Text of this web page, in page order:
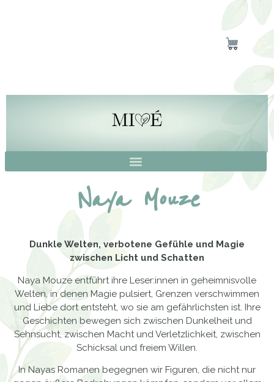
Naya Mouze
Dunkle Welten, verbotene Gefühle und Magie
zwischen Licht und Schatten
Naya Mouze entführt ihre Leser:innen in geheimnisvolle
Welten, in denen Magie pulsiert, Grenzen verschwimmen
und Liebe dort entsteht, wo sie am gefährlichsten ist. Ihre
Geschichten bewegen sich zwischen Dunkelheit und
Sehnsucht, zwischen Macht und Verletzlichkeit, zwischen
Schicksal und freiem Willen.
In Nay​as Romanen begegnen wir Figuren, die nicht nur